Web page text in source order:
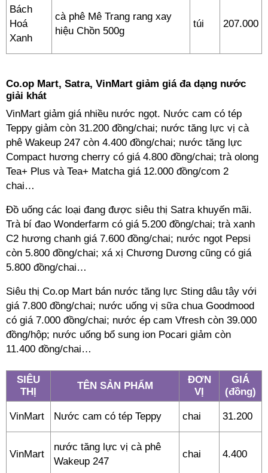
Bách
Hoá
Xanh
cà phê Mê Trang rang xay
hiệu Chồn 500g
túi 207.000
Co.op Mart, Satra, VinMart giảm giá đa dạng nước
giải khát
VinMart giảm giá nhiều nước ngọt. Nước cam có tép
Teppy giảm còn 31.200 đồng/chai; nước tăng lực vị cà
phê Wakeup 247 còn 4.400 đồng/chai; nước tăng lực
Compact hương cherry có giá 4.800 đồng/chai; trà olong
Tea+ Plus và Tea+ Matcha giá 12.000 đồng/com 2
chai…
Đồ uống các loại đang được siêu thị Satra khuyến mãi.
Trà bí đao Wonderfarm có giá 5.200 đồng/chai; trà xanh
C2 hương chanh giá 7.600 đồng/chai; nước ngọt Pepsi
còn 5.800 đồng/chai; xá xị Chương Dương cũng có giá
5.800 đồng/chai…
Siêu thị Co.op Mart bán nước tăng lực Sting dâu tây với
giá 7.800 đồng/chai; nước uống vị sữa chua Goodmood
có giá 7.000 đồng/chai; nước ép cam Vfresh còn 39.000
đồng/hộp; nước uống bổ sung ion Pocari giảm còn
11.400 đồng/chai…
SIÊU
THỊ
TÊN SẢN PHẨM
ĐƠN
VỊ
GIÁ
(đồng)
VinMart Nước cam có tép Teppy chai 31.200
VinMart
nước tăng lực vị cà phê
Wakeup 247
chai 4.400